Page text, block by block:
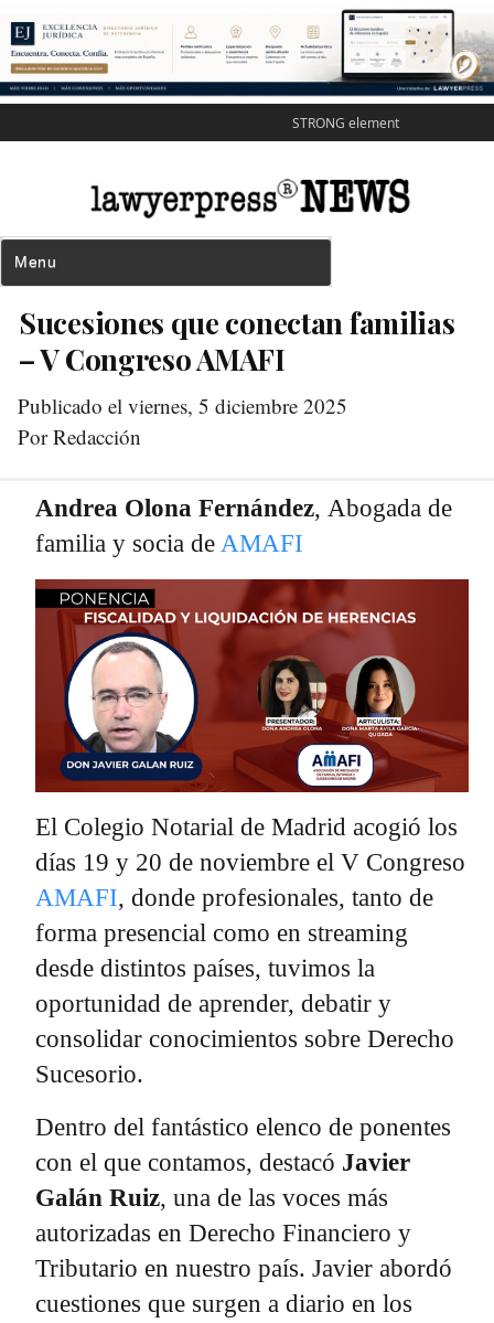
STRONG element
Sucesiones que conectan familias
– V Congreso AMAFI
Publicado el viernes, 5 diciembre 2025
Por Redacción
Andrea Olona Fernández, Abogada de
familia y socia de AMAFI
El Colegio Notarial de Madrid acogió los
días 19 y 20 de noviembre el V Congreso
AMAFI, donde profesionales, tanto de
forma presencial como en streaming
desde distintos países, tuvimos la
oportunidad de aprender, debatir y
consolidar conocimientos sobre Derecho
Sucesorio.
Dentro del fantástico elenco de ponentes
con el que contamos, destacó Javier
Galán Ruiz, una de las voces más
autorizadas en Derecho Financiero y
Tributario en nuestro país. Javier abordó
cuestiones que surgen a diario en los